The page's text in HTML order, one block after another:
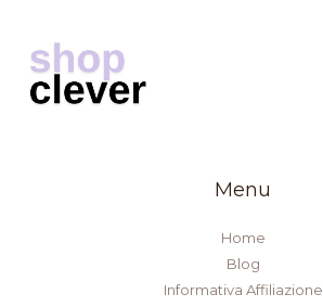
Menu
Home
Blog
Informativa Affiliazione